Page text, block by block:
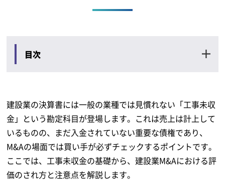
目次
建設業の決算書には一般の業種では見慣れない「工事未収
金」という勘定科目が登場します。これは売上は計上して
いるものの、まだ入金されていない重要な債権であり、
M&Aの場面では買い手が必ずチェックするポイントです。
ここでは、工事未収金の基礎から、建設業M&Aにおける評
価のされ方と注意点を解説します。